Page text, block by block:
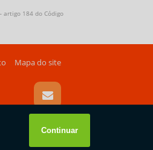
184 do Código
Mapa do site